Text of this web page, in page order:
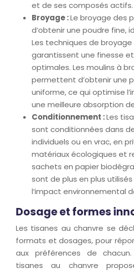
et de ses composés actifs.
Broyage :Le broyage des
d’obtenir une poudre fine,
Les techniques de
garantissent une finesse
optimales. Les moulins à
permettent d’obtenir une
uniforme, ce qui optimise
une meilleure absorption
Conditionnement :Les
sont conditionnées dans
individuels ou en vrac, en
matériaux écologiques et
sachets en papier
sont de plus en plus
l’impact environnemental
Dosage et formes
Les tisanes au chanvre se
formats et dosages, pour
aux préférences de
tisanes au chanvre